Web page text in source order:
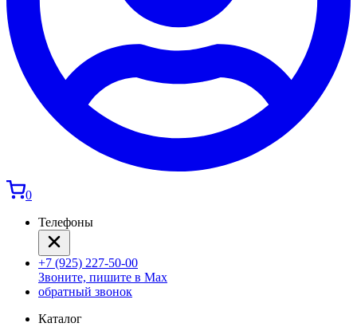
0
Телефоны
+7 (925) 227-50-00
Звоните, пишите в Max
обратный звонок
Каталог